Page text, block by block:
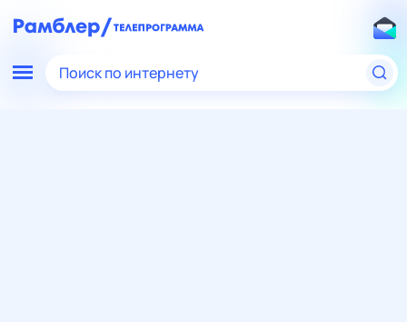
Поиск по интернету